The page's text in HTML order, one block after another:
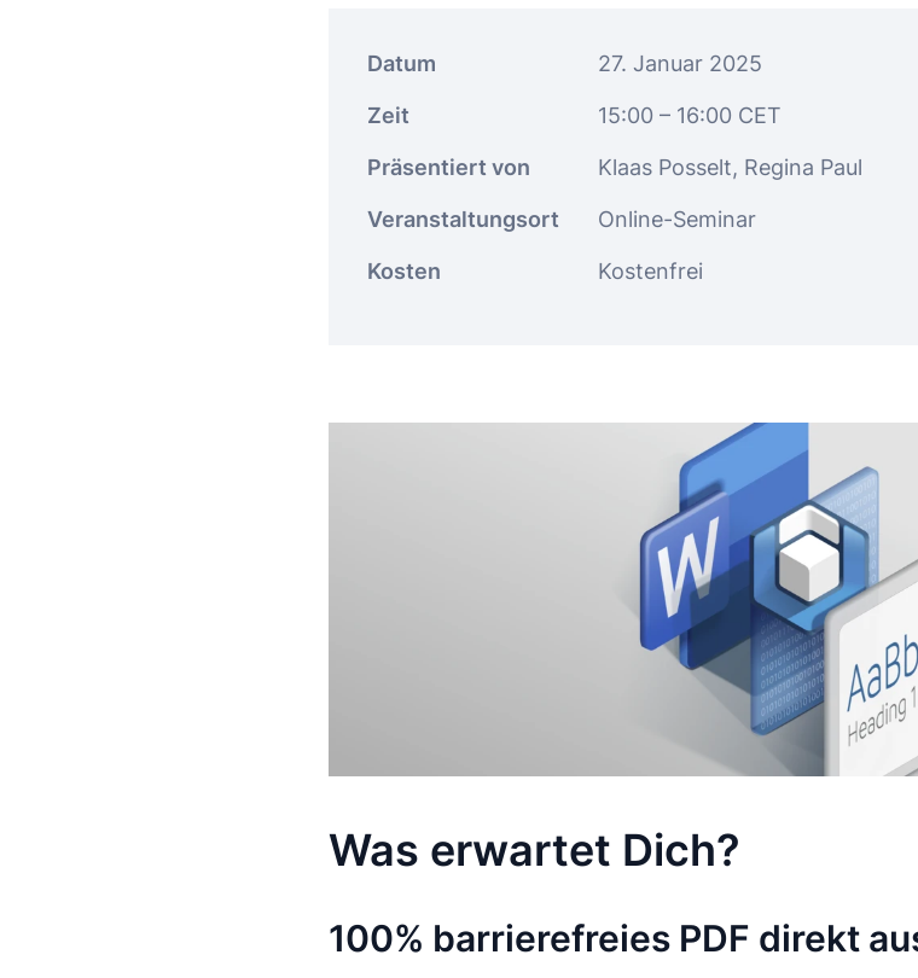
Datum
27. Januar 2025
Zeit
15:00 – 16:00 CET
Präsentiert von
Klaas Posselt, Regina Paul
Veranstaltungsort
Online-Seminar
Kosten
Kostenfrei
Was erwartet Dich?
100% barrierefreies PDF direkt